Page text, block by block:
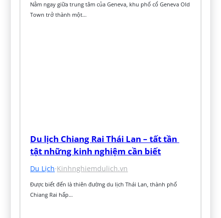
Nằm ngay giữa trung tâm của Geneva, khu phố cổ Geneva Old
Town trở thành một…
Du lịch Chiang Rai Thái Lan – tất tần
tật những kinh nghiệm cần biết
Du Lịch·Kinhnghiemdulich.vn
Được biết đến là thiên đường du lịch Thái Lan, thành phố
Chiang Rai hấp…